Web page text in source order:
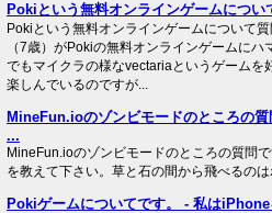
Pokiという無料オンラインゲームについ
Pokiという無料オンラインゲームについて
（7歳）がPokiの無料オンラインゲームにハ
でもマイクラの様なvectariaというゲームを
楽しんでいるのですが...
MineFun.ioのゾンビモードのところの
...
MineFun.ioのゾンビモードのところの質問
を教えて下さい。草と石の間から飛べるの
Pokiゲームについてです。 - 私は